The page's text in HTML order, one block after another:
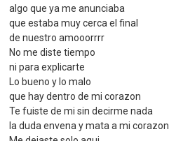
algo que ya me anunciaba
que estaba muy cerca el final
de nuestro amooorrrr
No me diste tiempo
ni para explicarte
Lo bueno y lo malo
que hay dentro de mi corazon
Te fuiste de mi sin decirme nada
la duda envena y mata a mi corazon